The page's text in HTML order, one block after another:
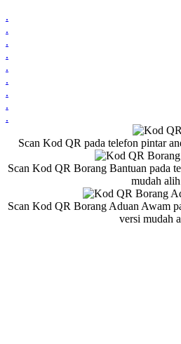
.
.
.
.
.
.
.
.
.
Scan Kod QR pada telefon pintar
Scan Kod QR Borang Bantuan pada
mudah
Scan Kod QR Borang Aduan Awam
versi mudah